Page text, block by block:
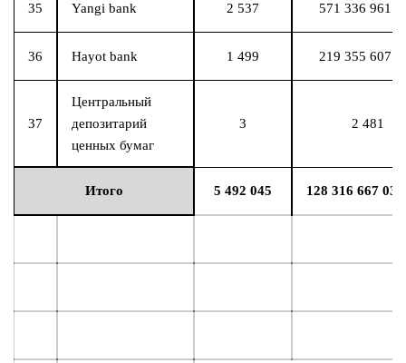
35 Yangi bank 2 537 571 336 961
36 Hayot bank 1 499 219 355 607
37
Центральный
депозитарий
ценных бумаг
3 2 481
Итого 5 492 045 128 316 667